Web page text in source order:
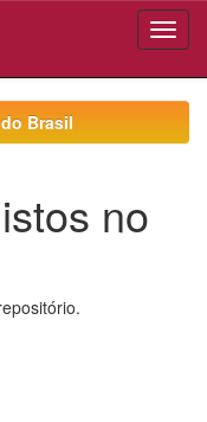
Brasil
no